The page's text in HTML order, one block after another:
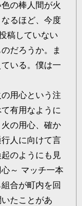
の棒人間が火
るほど、今度
稿していない
だろうか。ま
いる。僕は一
用心という注
有用なように
の用心、確か
人に向けて言
のようにも見
～ マッチ一本
合が町内を回
たことがあ